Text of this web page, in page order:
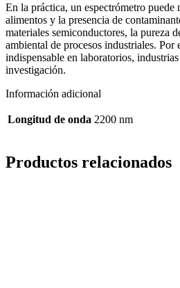
En la práctica, un espectrómetro puede
alimentos y la presencia de
materiales semiconductores, la pureza
ambiental de procesos industriales. Por
indispensable en laboratorios,
investigación.
Información adicional
Longitud de onda 2200 nm
Productos relacionados